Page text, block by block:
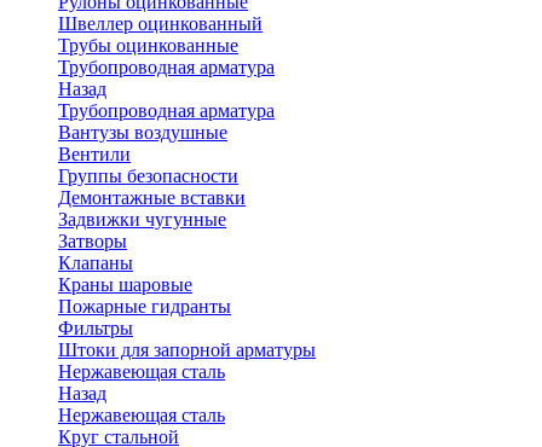
Швеллер оцинкованный
Трубы оцинкованные
Трубопроводная арматура
Назад
Трубопроводная арматура
Вантузы воздушные
Вентили
Группы безопасности
Демонтажные вставки
Задвижки чугунные
Затворы
Клапаны
Краны шаровые
Пожарные гидранты
Фильтры
Штоки для запорной арматуры
Нержавеющая сталь
Назад
Нержавеющая сталь
Круг стальной